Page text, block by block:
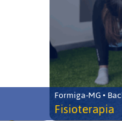
Formiga-MG •
Fisioterapia